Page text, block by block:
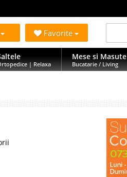
Favorite
| Relaxa
Mese si Masute
Bucatarie / Living